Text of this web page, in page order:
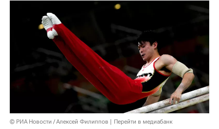
© РИА Новости / Алексей Филиппов Перейти в медиабанк